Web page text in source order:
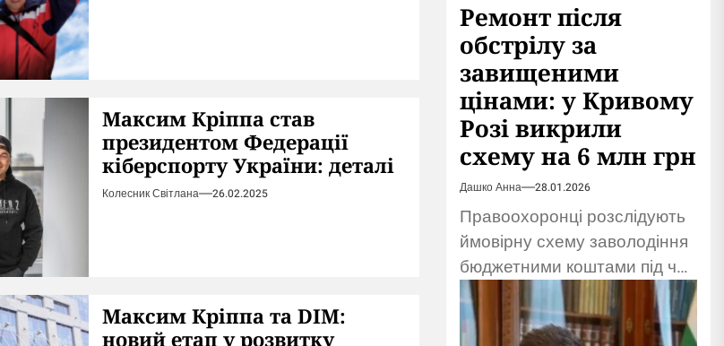
Максим Кріппа став
президентом Федерації
кіберспорту України: деталі
Колесник Світлана 26.02.2025
Максим Кріппа та DIM:
новий етап у розвитку
Ремонт після
обстрілу за
завищеними
цінами: у Кривому
Розі викрили
схему на 6 млн грн
Дашко Анна 28.01.2026
Правоохоронці розслідують
ймовірну схему заволодіння
бюджетними коштами під час
ремонту гуртожитку після
обстрілу. Підозрюють